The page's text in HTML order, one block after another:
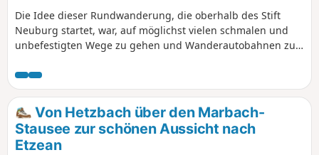
Die Idee dieser Rundwanderung, die oberhalb des Stift
Neuburg startet, war, auf möglichst vielen schmalen und
unbefestigten Wege zu gehen und Wanderautobahnen zu
Wanderhotspots vorbei, doch unter der Woche und
außerhalb der Ferienzeit ist es auch möglich, nahezu allein
auf dieser Tour unterwegs zu sein. Alle Wege sind
vorhanden und in der Landschaft deutlich erkennbar, wenn
auch nicht auf jeder Karte eingezeichnet.
Von Hetzbach über den Marbach-
Stausee zur schönen Aussicht nach
Etzean